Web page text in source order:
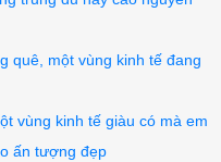
quê, một vùng kinh tế đang
vùng kinh tế giàu có mà em
ấn tượng đẹp